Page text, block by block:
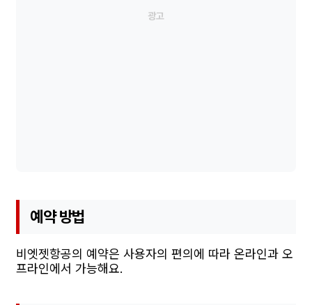
예약 방법
비엣젯항공의 예약은 사용자의 편의에 따라 온라인과 오
프라인에서 가능해요.